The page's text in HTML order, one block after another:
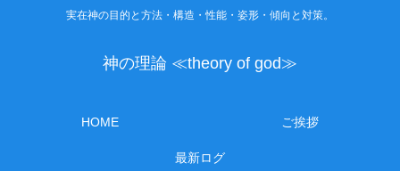
実在神の目的と方法・構造・性能・姿形・傾向と対策。
神の理論 ≪theory of god≫
HOME ご挨拶
最新ログ